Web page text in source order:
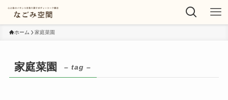
ホーム 家庭菜園
家庭菜園 – tag –